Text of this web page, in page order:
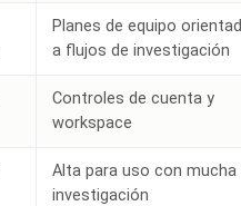
Planes de equipo
a flujos de investigación
Controles de cuenta y
workspace
Alta para uso con mucha
investigación